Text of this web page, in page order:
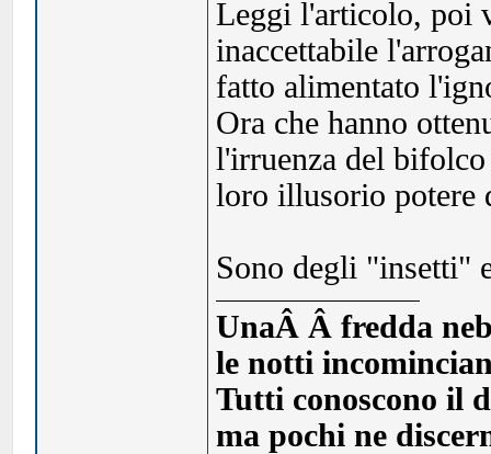
Leggi l'articolo, poi
inaccettabile
fatto alimentato
Ora che hanno
l'irruenza del
loro illusorio potere
Sono degli "insetti"
UnaÂ Â fredda
le notti
Tutti conoscono il
ma pochi ne